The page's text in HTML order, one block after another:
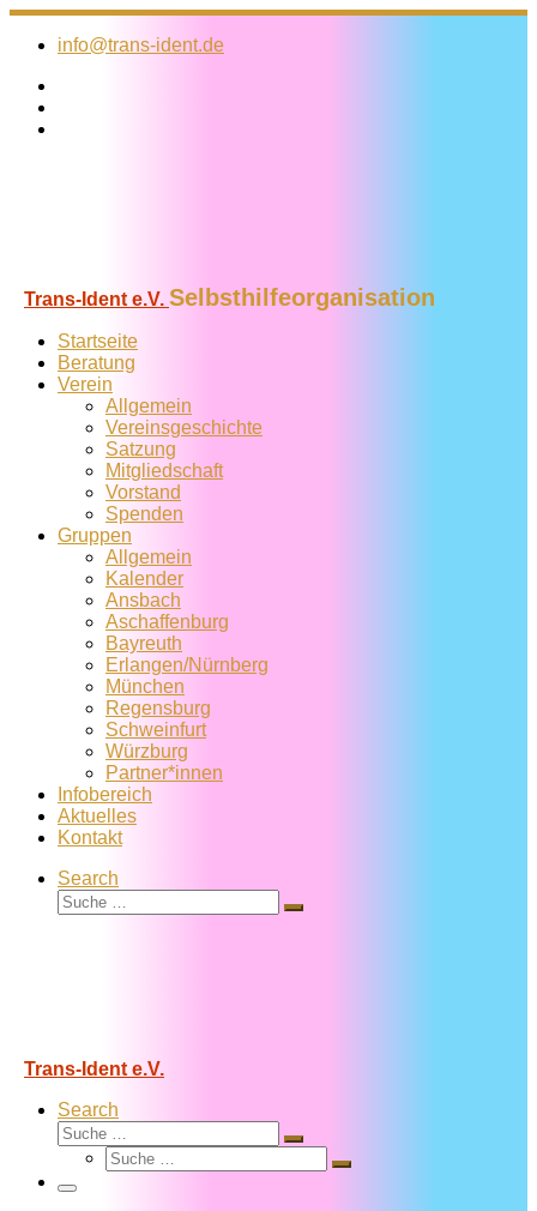
Zum
Inhalt
info@trans-ident.de
Trans-Ident e.V. Selbsthilfeorganisation
Startseite
Beratung
Verein
Allgemein
Vereins­geschichte
Satzung
Mitglied­schaft
Vorstand
Spenden
Gruppen
Allgemein
Kalender
Ansbach
Aschaffenburg
Bayreuth
Erlangen/Nürnberg
München
Regensburg
Schweinfurt
Würzburg
Partner*innen
Infobereich
Aktuelles
Kontakt
Search
Suche
Suche
Trans-Ident e.V.
Search
Suche
Suche
Suche
Suche
Menü